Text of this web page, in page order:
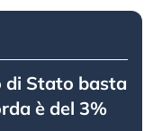
di Stato basta
è del 3%